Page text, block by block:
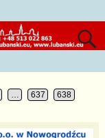
… 637
638